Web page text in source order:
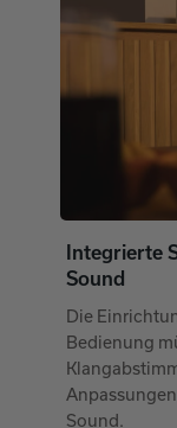
Integrierte
Sound
Die
Bedienung
Sound.